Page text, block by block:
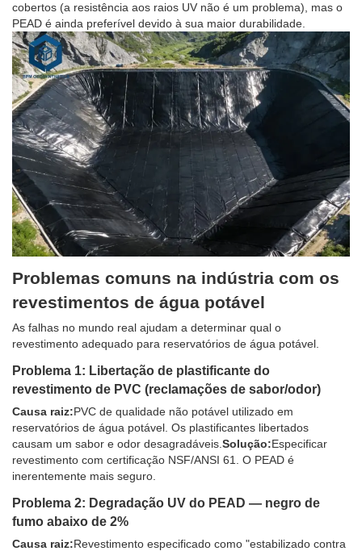
cobertos (a resistência aos raios UV não é um problema), mas o
PEAD é ainda preferível devido à sua maior durabilidade.
Problemas comuns na indústria com os
revestimentos de água potável
As falhas no mundo real ajudam a determinar qual o
revestimento adequado para reservatórios de água potável.
Problema 1: Libertação de plastificante do
revestimento de PVC (reclamações de sabor/odor)
Causa raiz:PVC de qualidade não potável utilizado em
reservatórios de água potável. Os plastificantes libertados
causam um sabor e odor desagradáveis. Solução:Especificar
revestimento com certificação NSF/ANSI 61. O PEAD é
inerentemente mais seguro.
Problema 2: Degradação UV do PEAD — negro de
fumo abaixo de 2%
Causa raiz:Revestimento especificado como "estabilizado contra